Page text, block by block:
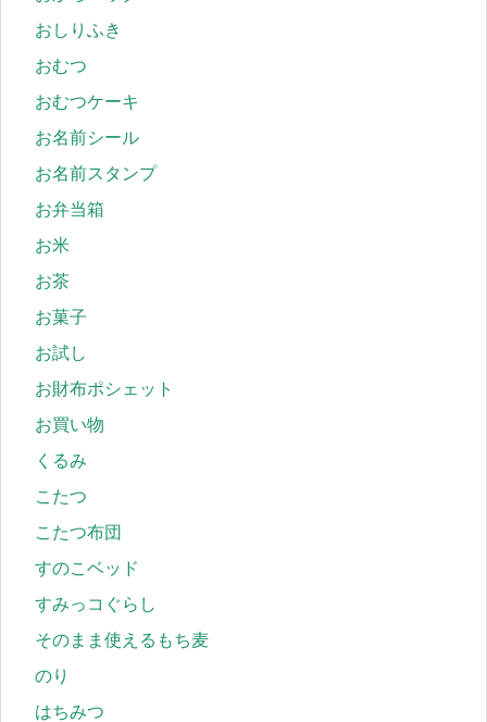
おしりふき
おむつ
おむつケーキ
お名前シール
お名前スタンプ
お弁当箱
お米
お茶
お菓子
お試し
お財布ポシェット
お買い物
くるみ
こたつ
こたつ布団
すのこベッド
すみっコぐらし
そのまま使えるもち麦
のり
はちみつ